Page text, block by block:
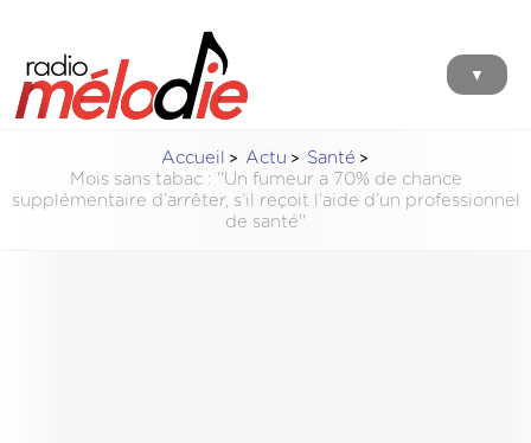
▼
Accueil Actu
Santé
Mois sans tabac : ''Un fumeur a 70% de chance
supplémentaire d’arrêter, s’il reçoit l’aide d’un professionnel
de santé''